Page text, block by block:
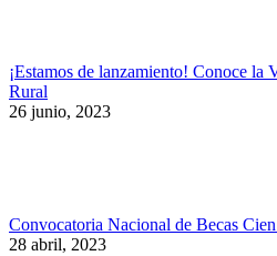
¡Estamos de lanzamiento! Conoce la
Rural
26 junio, 2023
Convocatoria Nacional de Becas
28 abril, 2023